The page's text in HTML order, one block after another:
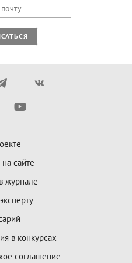
сайте
журнале
в конкурсах
соглашение